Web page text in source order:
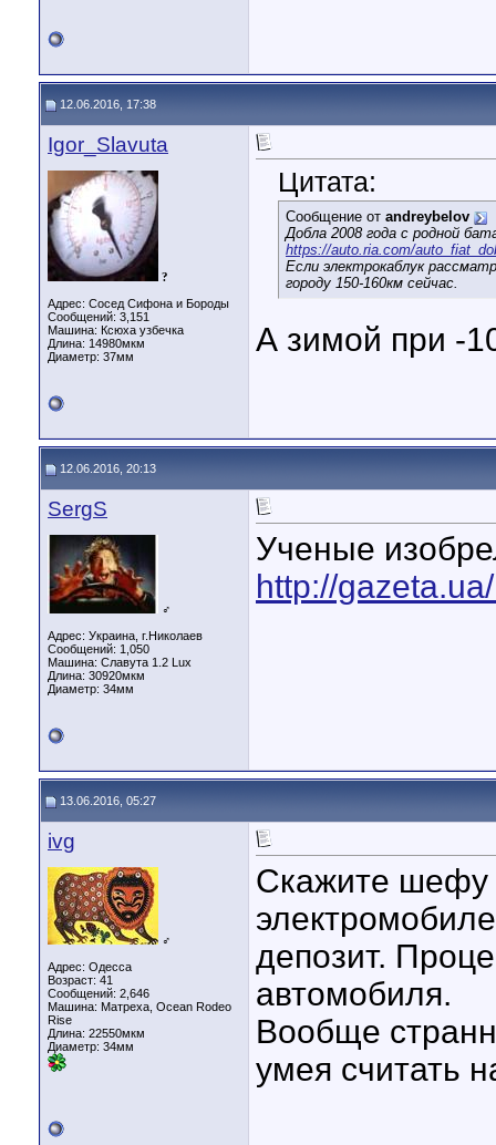
12.06.2016, 17:38
Igor_Slavuta
?
Адрес: Сосед Сифона и Бороды
Сообщений: 3,151
Машина: Ксюха узбечка
Длина: 14980мкм
Диаметр: 37мм
Цитата:
Сообщение от andreybelov
Добла 2008 года с родной
https://auto.ria.com/
Если электрокаблук
городу 150-160км сейчас.
А зимой при -
12.06.2016, 20:13
SergS
♂
Адрес: Украина, г.Николаев
Сообщений: 1,050
Машина: Славута 1.2 Lux
Длина: 30920мкм
Диаметр: 34мм
Ученые
http://
13.06.2016, 05:27
ivg
♂
Адрес: Одесса
Возраст: 41
Сообщений: 2,646
Машина: Матреха, Ocean Rodeo
Rise
Длина: 22550мкм
Диаметр: 34мм
Скажите шефу
депозит.
автомобиля.
Вообще
умея считать